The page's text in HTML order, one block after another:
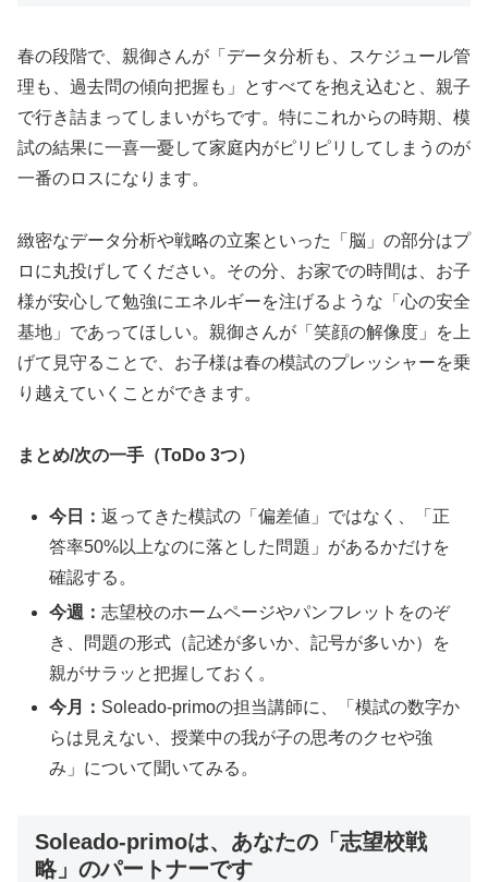
春の段階で、親御さんが「データ分析も、スケジュール管
理も、過去問の傾向把握も」とすべてを抱え込むと、親子
で行き詰まってしまいがちです。特にこれからの時期、模
試の結果に一喜一憂して家庭内がピリピリしてしまうのが
一番のロスになります。
緻密なデータ分析や戦略の立案といった「脳」の部分はプ
ロに丸投げしてください。その分、お家での時間は、お子
様が安心して勉強にエネルギーを注げるような「心の安全
基地」であってほしい。親御さんが「笑顔の解像度」を上
げて見守ることで、お子様は春の模試のプレッシャーを乗
り越えていくことができます。
まとめ/次の一手（ToDo 3つ）
今日：返ってきた模試の「偏差値」ではなく、「正
答率50%以上なのに落とした問題」があるかだけを
確認する。
今週：志望校のホームページやパンフレットをのぞ
き、問題の形式（記述が多いか、記号が多いか）を
親がサラッと把握しておく。
今月： Soleado-primoの担当講師に、「模試の数字か
らは見えない、授業中の我が子の思考のクセや強
み」について聞いてみる。
Soleado-primoは、あなたの「志望校戦
略」のパートナーです